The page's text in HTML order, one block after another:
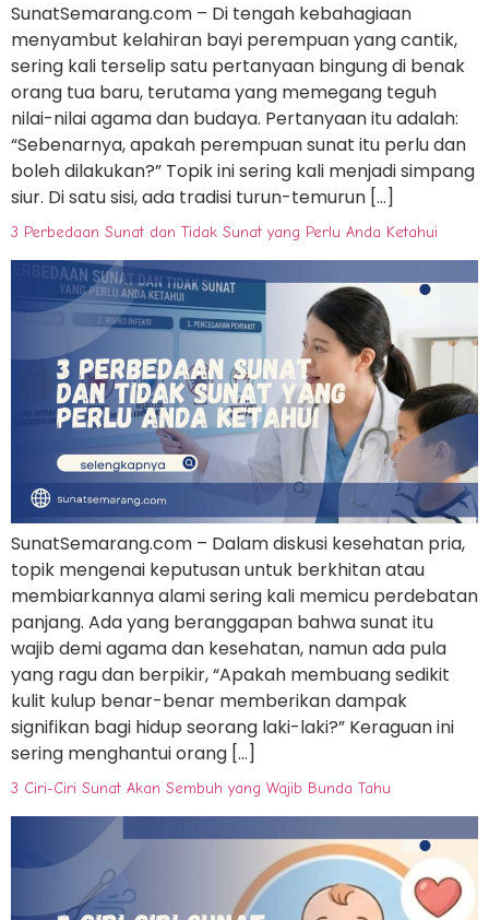
SunatSemarang.com – Di tengah kebahagiaan
menyambut kelahiran bayi perempuan yang cantik,
sering kali terselip satu pertanyaan bingung di benak
orang tua baru, terutama yang memegang teguh
nilai-nilai agama dan budaya. Pertanyaan itu adalah:
“Sebenarnya, apakah perempuan sunat itu perlu dan
boleh dilakukan?” Topik ini sering kali menjadi simpang
siur. Di satu sisi, ada tradisi turun-temurun […]
3 Perbedaan Sunat dan Tidak Sunat yang Perlu Anda Ketahui
SunatSemarang.com – Dalam diskusi kesehatan pria,
topik mengenai keputusan untuk berkhitan atau
membiarkannya alami sering kali memicu perdebatan
panjang. Ada yang beranggapan bahwa sunat itu
wajib demi agama dan kesehatan, namun ada pula
yang ragu dan berpikir, “Apakah membuang sedikit
kulit kulup benar-benar memberikan dampak
signifikan bagi hidup seorang laki-laki?” Keraguan ini
sering menghantui orang […]
3 Ciri-Ciri Sunat Akan Sembuh yang Wajib Bunda Tahu